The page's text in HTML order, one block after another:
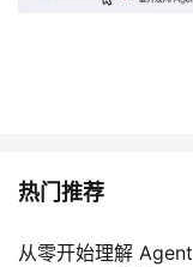
热门推荐
从零开始理解